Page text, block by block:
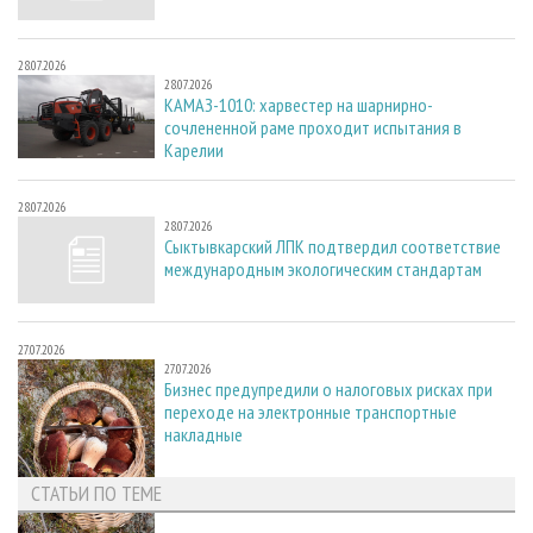
28.07.2026
28.07.2026
КАМАЗ-1010: харвестер на шарнирно-
сочлененной раме проходит испытания в
Карелии
28.07.2026
28.07.2026
Сыктывкарский ЛПК подтвердил соответствие
международным экологическим стандартам
27.07.2026
27.07.2026
Бизнес предупредили о налоговых рисках при
переходе на электронные транспортные
накладные
СТАТЬИ ПО ТЕМЕ